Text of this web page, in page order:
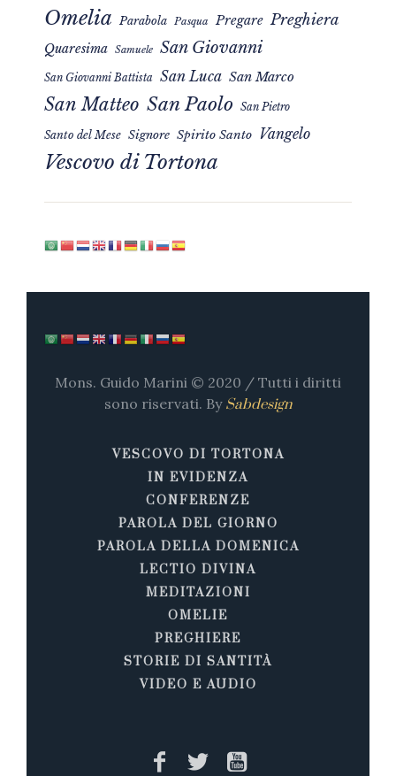
Omelia Parabola Pasqua Pregare Preghiera
Quaresima Samuele San Giovanni
San Giovanni Battista San Luca San Marco
San Matteo San Paolo San Pietro
Santo del Mese Signore Spirito Santo Vangelo
Vescovo di Tortona
Mons. Guido Marini © 2020 / Tutti i diritti
sono riservati. By Sabdesign
VESCOVO DI TORTONA
IN EVIDENZA
CONFERENZE
PAROLA DEL GIORNO
PAROLA DELLA DOMENICA
LECTIO DIVINA
MEDITAZIONI
OMELIE
PREGHIERE
STORIE DI SANTITÀ
VIDEO E AUDIO